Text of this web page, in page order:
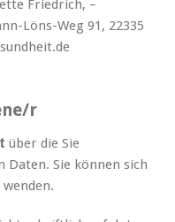
Friedrich, –
Löns-Weg 91, 22335
r
über die Sie
Daten. Sie können sich